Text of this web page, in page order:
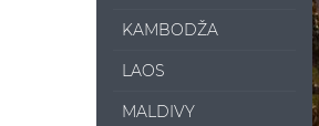
KAMBODŽA
LAOS
MALDIVY